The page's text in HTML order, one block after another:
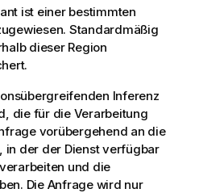
ist einer bestimmten
Standardmäßig
dieser Region
Inferenz
, die für die Verarbeitung
vorübergehend an die
in der der Dienst verfügbar
und die
Die Anfrage wird nur